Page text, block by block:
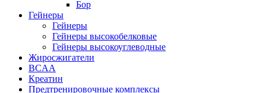
Бор
Гейнеры
Гейнеры
Гейнеры высокобелковые
Гейнеры высокоуглеводные
Жиросжигатели
BCAA
Креатин
Предтренировочные комплексы